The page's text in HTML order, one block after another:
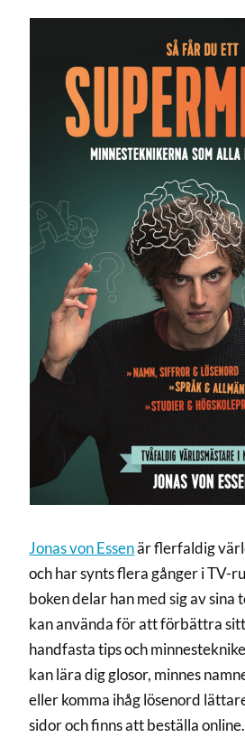
Jonas von Essenär flerfaldig
och har synts flera gånger i TV-
boken delar han med sig av sina
kan använda för att förbättra
handfasta tips och
kan lära dig glosor, minnes
eller komma ihåg lösenord
sidor och finns att beställa online.